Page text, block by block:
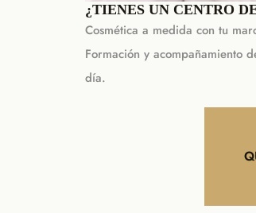
¿TIENES UN CENTRO
Cosmética a medida con tu
Formación y acompañamiento
día.